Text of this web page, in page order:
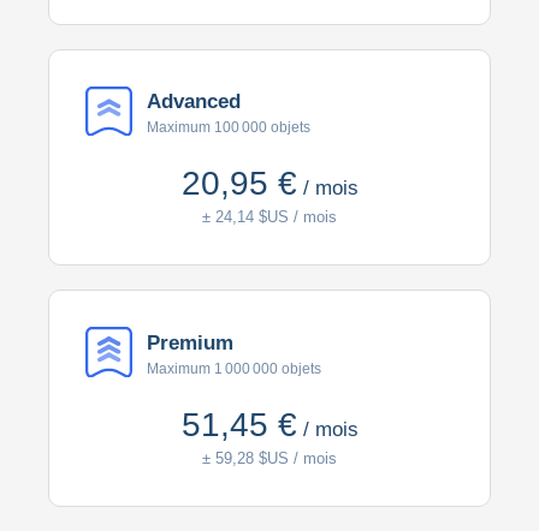
Advanced
Maximum 100 000 objets
20,95 € / mois
± 24,14 $US / mois
Premium
Maximum 1 000 000 objets
51,45 € / mois
± 59,28 $US / mois